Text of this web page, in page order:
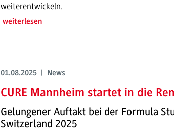
weiterentwickeln.
weiterlesen
01.08.2025 | News
CURE Mannheim startet in die
Gelungener Auftakt bei der Formula
Switzerland 2025